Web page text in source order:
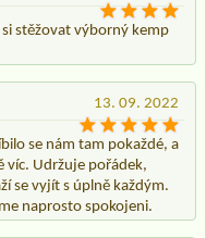
stěžovat výborný kemp
13. 09. 2022
se nám tam pokaždé, a
víc. Udržuje pořádek,
se vyjít s úplně každým.
naprosto spokojeni.